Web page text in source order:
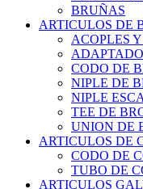
BRUÑAS
ARTICULOS DE
ACOPLES
CODO DE
NIPLE DE
NIPLE
TEE DE
UNION DE
ARTICULOS DE
CODO DE
TUBO DE
ARTICULOS